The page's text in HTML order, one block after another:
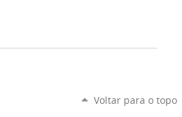
Voltar para o topo